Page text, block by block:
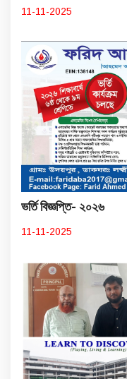
11-11-2025
ভর্তি বিজ্ঞপ্তি- ২০২৬
11-11-2025